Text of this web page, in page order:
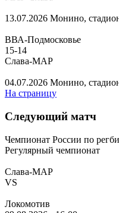
13.07.2026 Монино,
ВВА-Подмосковье
15-14
Слава-МАР
04.07.2026 Монино,
На страницу
Следующий матч
Чемпионат России по регби
Регулярный чемпионат
Слава-МАР
VS
Локомотив